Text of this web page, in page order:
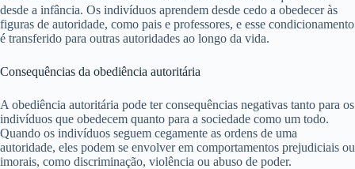
desde a infância. Os indivíduos aprendem desde cedo a obedecer às
figuras de autoridade, como pais e professores, e esse condicionamento
é transferido para outras autoridades ao longo da vida.
Consequências da obediência autoritária
A obediência autoritária pode ter consequências negativas tanto para os
indivíduos que obedecem quanto para a sociedade como um todo.
Quando os indivíduos seguem cegamente as ordens de uma
autoridade, eles podem se envolver em comportamentos prejudiciais ou
imorais, como discriminação, violência ou abuso de poder.